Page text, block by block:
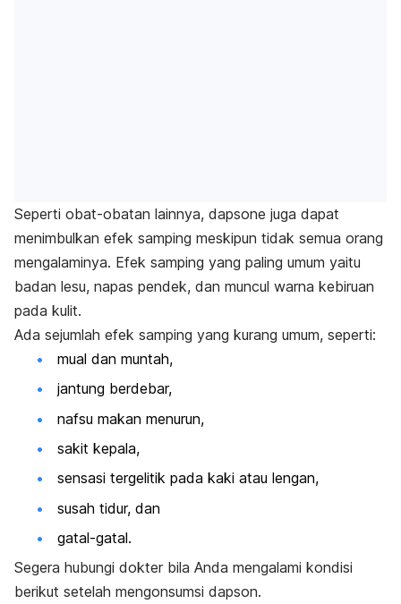
Seperti obat-obatan lainnya, dapsone juga dapat
menimbulkan efek samping meskipun tidak semua orang
mengalaminya. Efek samping yang paling umum yaitu
badan lesu, napas pendek, dan muncul warna kebiruan
pada kulit.
Ada sejumlah efek samping yang kurang umum, seperti:
mual dan muntah,
jantung berdebar,
nafsu makan menurun,
sakit kepala,
sensasi tergelitik pada kaki atau lengan,
susah tidur, dan
gatal-gatal.
Segera hubungi dokter bila Anda mengalami kondisi
berikut setelah mengonsumsi dapson.